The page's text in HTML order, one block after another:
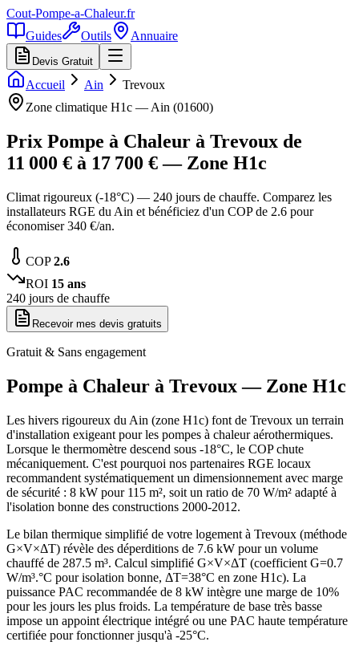
Cout-Pompe-a-Chaleur.fr
Guides
Outils Annuaire
Devis Gratuit
Accueil Ain
Trevoux
Zone climatique H1c — Ain (01600)
Prix Pompe à Chaleur à Trevoux de
11 000 € à 17 700 € — Zone H1c
Climat rigoureux (-18°C) — 240 jours de chauffe. Comparez les
installateurs RGE du Ain et bénéficiez d'un COP de 2.6 pour
économiser 340 €/an.
COP2.6
ROI 15 ans
240 jours de chauffe
Recevoir mes devis gratuits
Gratuit & Sans engagement
Pompe à Chaleur à Trevoux— Zone H1c
Les hivers rigoureux du Ain (zone H1c) font de Trevoux un terrain
d'installation exigeant pour les pompes à chaleur aérothermiques.
Lorsque le thermomètre descend sous -18°C, le COP chute
mécaniquement. C'est pourquoi nos partenaires RGE locaux
recommandent systématiquement un dimensionnement avec marge
de sécurité : 8 kW pour 115 m², soit un ratio de 70 W/m² adapté à
l'isolation bonne des constructions 2000-2012.
Le bilan thermique simplifié de votre logement à Trevoux (méthode
G×V×ΔT) révèle des déperditions de 7.6 kW pour un volume
chauffé de 287.5 m³. Calcul simplifié G×V×ΔT (coefficient G=0.7
W/m³.°C pour isolation bonne, ΔT=38°C en zone H1c). La
puissance PAC recommandée de 8 kW intègre une marge de 10%
pour les jours les plus froids. La température de base très basse
impose un appoint électrique intégré ou une PAC haute température
certifiée pour fonctionner jusqu'à -25°C.